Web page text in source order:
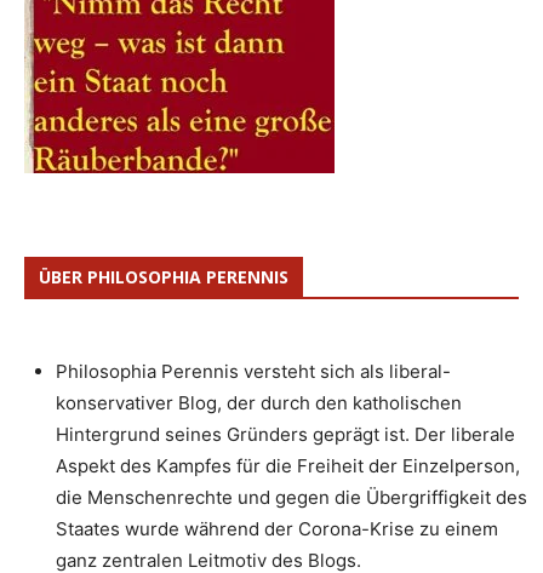
ÜBER PHILOSOPHIA PERENNIS
Philosophia Perennis versteht sich als liberal-
konservativer Blog, der durch den katholischen
Hintergrund seines Gründers geprägt ist. Der liberale
Aspekt des Kampfes für die Freiheit der Einzelperson,
die Menschenrechte und gegen die Übergriffigkeit des
Staates wurde während der Corona-Krise zu einem
ganz zentralen Leitmotiv des Blogs.